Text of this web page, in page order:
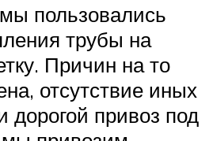
пользовались
трубы на
Причин на то
отсутствие иных
дорогой привоз под